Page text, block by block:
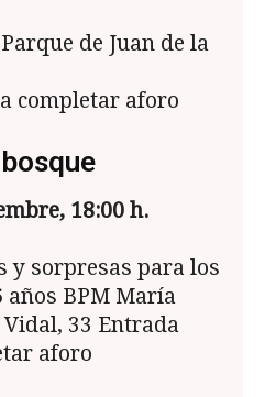
de Juan de la
completar aforo
18:00 h.
y sorpresas para los
años BPM María
33 Entrada
aforo